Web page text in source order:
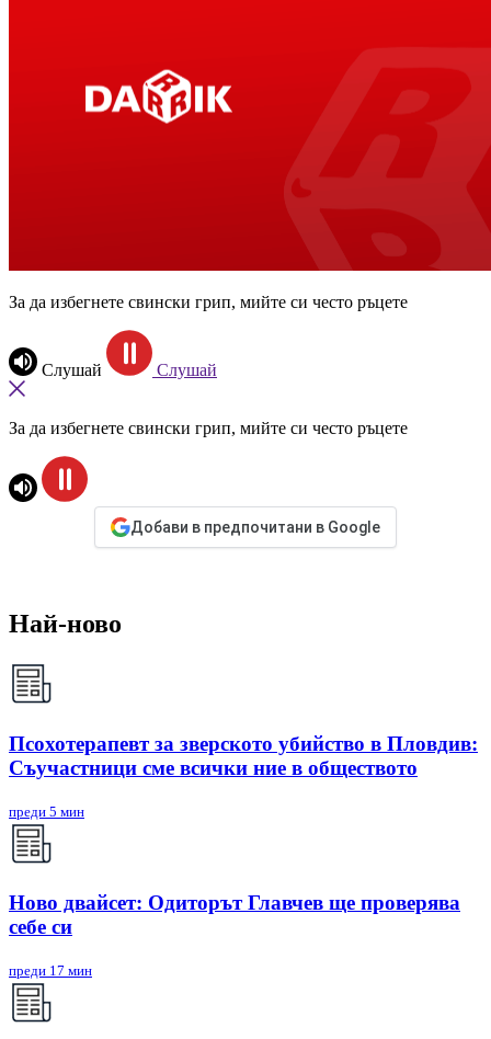
За да избегнете свински грип, мийте си често ръцете
Слушай Слушай
За да избегнете свински грип, мийте си често ръцете
Добави в предпочитани в Google
Най-ново
Псохотерапевт за зверското убийство в Пловдив:
Съучастници сме всички ние в обществото
преди 5 мин
Ново двайсет: Одиторът Главчев ще проверява
себе си
преди 17 мин